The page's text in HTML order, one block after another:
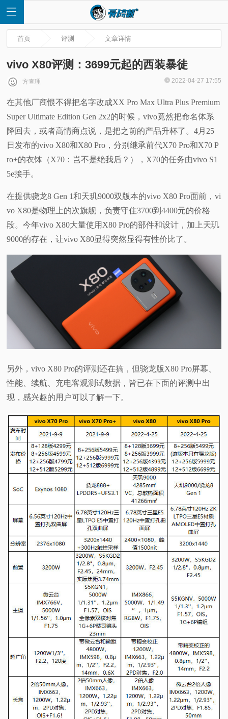
页
快
评
测
频
普
验
专
首页 评测 文章详情
vivo X80评测：3699元起的西装暴徒
方查理 2022-04-27 17:55
在其他厂商恨不得把名字改成XX Pro Max Ultra Plus Premium
Super Ultimate Edition Gen 2x2的时候，vivo竟然把命名体系
降回去，或者高情商点说，是把之前的产品升杯了。4月25
日发布的vivo X80和X80 Pro，分别继承前代X70 Pro和X70 P
ro+的衣钵（X70：岂不是绝我后？），X70的任务由vivo S1
5e接手。
在提供骁龙8 Gen 1和天玑9000双版本的vivo X80 Pro面前，vi
vo X80是物理上的次旗舰，负责守住3700到4400元的价格
段。今年vivo X80大量使用X80 Pro的部件和设计，加上天玑
9000的存在，让vivo X80显得突然显得有性价比了。
另外，vivo X80 Pro的评测还在搞，但骁龙版X80 Pro屏幕、
性能、续航、充电客观测试数据，皆已在下面的评测中出
现，感兴趣的用户可以了解一下。